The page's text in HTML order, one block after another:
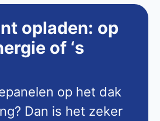
opladen: op
of ‘s
op het dak
Dan is het zeker